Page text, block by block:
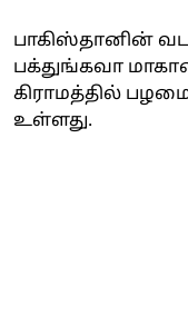
பாகிஸ்தானின்
பக்துங்கவா
கிராமத்தில்
உள்ளது.